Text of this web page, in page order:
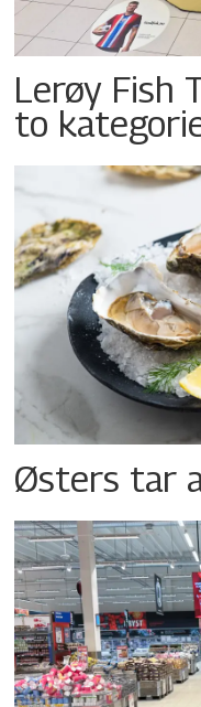
Lerøy Fish
to
Østers tar